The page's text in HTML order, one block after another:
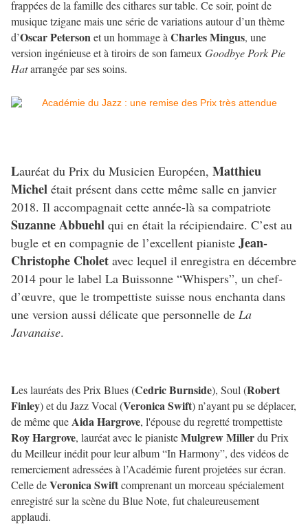
frappées de la famille des cithares sur table. Ce soir, point de
musique tzigane mais une série de variations autour d’un thème
d’Oscar Petersonet un hommage à Charles Mingus, une
version ingénieuse et à tiroirs de son fameux Goodbye Pork Pie
Hatarrangée par ses soins.
Lauréat du Prix du Musicien Européen, Matthieu
Michel était présent dans cette même salle en janvier
2018. Il accompagnait cette année-là sa compatriote
Suzanne Abbuehl qui en était la récipiendaire. C’est au
bugle et en compagnie de l’excellent pianiste Jean-
Christophe Cholet avec lequel il enregistra en décembre
2014 pour le label La Buissonne “Whispers”, un chef-
d’œuvre, que le trompettiste suisse nous enchanta dans
une version aussi délicate que personnelle de La
Javanaise.
Les lauréats des Prix Blues (Cedric Burnside), Soul (Robert
Finley) et du Jazz Vocal (Veronica Swift) n’ayant pu se déplacer,
de même queAida Hargrove, l'épouse du regretté trompettiste
Roy Hargrove, lauréat avec le pianisteMulgrew Millerdu Prix
du Meilleur inédit pour leur album “In Harmony”, des vidéos de
remerciement adressées à l’Académie furent projetées sur écran.
Celle deVeronica Swiftcomprenant un morceau spécialement
enregistré sur la scène du Blue Note, fut chaleureusement
applaudi.